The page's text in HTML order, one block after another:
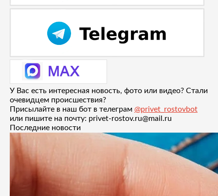
У Вас есть интересная новость, фото или видео? Стали
очевидцем происшествия?
Присылайте в наш бот в телеграм @privet_rostovbot
или пишите на почту: privet-rostov.ru@mail.ru
Последние новости